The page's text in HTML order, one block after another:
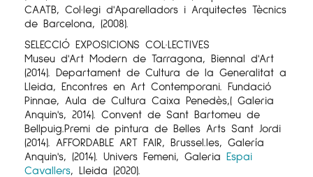
CAATB, Col·legi d'Aparelladors i Arquitectes Tècnics
de Barcelona, (2008).
SELECCIÓ EXPOSICIONS COL·LECTIVES
Museu d'Art Modern de Tarragona, Biennal d'Art
(2014). Departament de Cultura de la Generalitat a
Lleida, Encontres en Art Contemporani. Fundació
Pinnae, Aula de Cultura Caixa Penedès,( Galeria
Anquin's, 2014). Convent de Sant Bartomeu de
Bellpuig.Premi de pintura de Belles Arts Sant Jordi
(2014). AFFORDABLE ART FAIR, Brussel.les, Galería
Anquin's, (2014). Univers Femeni, Galeria Espai
Cavallers, Lleida (2020).